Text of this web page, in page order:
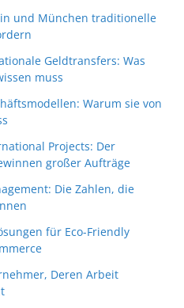
und München traditionelle
Geldtransfers: Was
muss
Warum sie von
Projects: Der
großer Aufträge
Die Zahlen, die
für Eco-Friendly
Deren Arbeit